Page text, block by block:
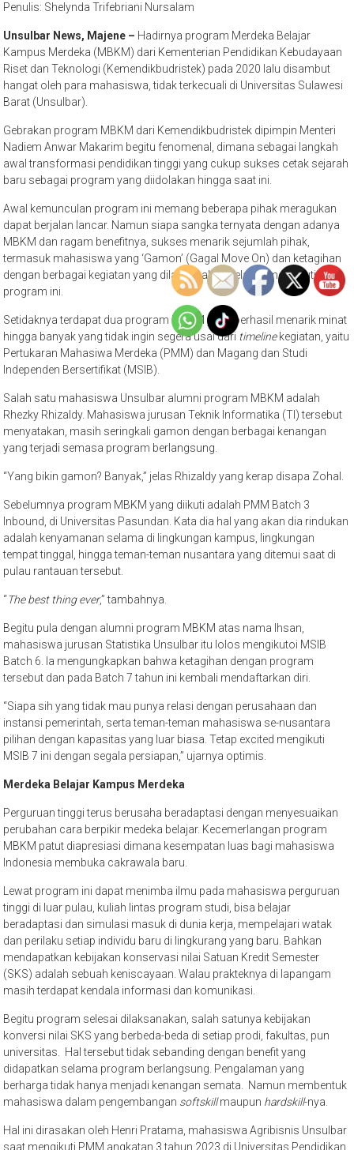
Penulis: Shelynda Trifebriani Nursalam
Unsulbar News, Majene – Hadirnya program Merdeka Belajar
Kampus Merdeka (MBKM) dari Kementerian Pendidikan Kebudayaan
Riset dan Teknologi (Kemendikbudristek) pada 2020 lalu disambut
hangat oleh para mahasiswa, tidak terkecuali di Universitas Sulawesi
Barat (Unsulbar).
Gebrakan program MBKM dari Kemendikbudristek dipimpin Menteri
Nadiem Anwar Makarim begitu fenomenal, dimana sebagai langkah
awal transformasi pendidikan tinggi yang cukup sukses cetak sejarah
baru sebagai program yang diidolakan hingga saat ini.
Awal kemunculan program ini memang beberapa pihak meragukan
dapat berjalan lancar. Namun siapa sangka ternyata dengan adanya
MBKM dan ragam benefitnya, sukses menarik sejumlah pihak,
termasuk mahasiswa yang ‘Gamon’ (Gagal Move On) dan ketagihan
dengan berbagai kegiatan yang dilaksanakan selama mengikuti
program ini.
Setidaknya terdapat dua program MBKM yang berhasil menarik minat
hingga banyak yang tidak ingin segera usai dari timelinekegiatan, yaitu
Pertukaran Mahasiwa Merdeka (PMM) dan Magang dan Studi
Independen Bersertifikat (MSIB).
Salah satu mahasiswa Unsulbar alumni program MBKM adalah
Rhezky Rhizaldy. Mahasiswa jurusan Teknik Informatika (TI) tersebut
menyatakan, masih seringkali gamon dengan berbagai kenangan
yang terjadi semasa program berlangsung.
“Yang bikin gamon? Banyak,” jelas Rhizaldy yang kerap disapa Zohal.
Sebelumnya program MBKM yang diikuti adalah PMM Batch 3
Inbound, di Universitas Pasundan. Kata dia hal yang akan dia rindukan
adalah kenyamanan selama di lingkungan kampus, lingkungan
tempat tinggal, hingga teman-teman nusantara yang ditemui saat di
pulau rantauan tersebut.
“The best thing ever,” tambahnya.
Begitu pula dengan alumni program MBKM atas nama Ihsan,
mahasiswa jurusan Statistika Unsulbar itu lolos mengikutoi MSIB
Batch 6. Ia mengungkapkan bahwa ketagihan dengan program
tersebut dan pada Batch 7 tahun ini kembali mendaftarkan diri.
“Siapa sih yang tidak mau punya relasi dengan perusahaan dan
instansi pemerintah, serta teman-teman mahasiswa se-nusantara
pilihan dengan kapasitas yang luar biasa. Tetap excited mengikuti
MSIB 7 ini dengan segala persiapan,” ujarnya optimis.
Merdeka Belajar Kampus Merdeka
Perguruan tinggi terus berusaha beradaptasi dengan menyesuaikan
perubahan cara berpikir medeka belajar. Kecemerlangan program
MBKM patut diapresiasi dimana kesempatan luas bagi mahasiswa
Indonesia membuka cakrawala baru.
Lewat program ini dapat menimba ilmu pada mahasiswa perguruan
tinggi di luar pulau, kuliah lintas program studi, bisa belajar
beradaptasi dan simulasi masuk di dunia kerja, mempelajari watak
dan perilaku setiap individu baru di lingkurang yang baru. Bahkan
mendapatkan kebijakan konservasi nilai Satuan Kredit Semester
(SKS) adalah sebuah keniscayaan. Walau prakteknya di lapangam
masih terdapat kendala informasi dan komunikasi.
Begitu program selesai dilaksanakan, salah satunya kebijakan
konversi nilai SKS yang berbeda-beda di setiap prodi, fakultas, pun
universitas. Hal tersebut tidak sebanding dengan benefit yang
didapatkan selama program berlangsung. Pengalaman yang
berharga tidak hanya menjadi kenangan semata. Namun membentuk
mahasiswa dalam pengembangan softskillmaupun hardskill-nya.
Hal ini dirasakan oleh Henri Pratama, mahasiswa Agribisnis Unsulbar
saat mengikuti PMM angkatan 3 tahun 2023 di Universitas Pendidikan